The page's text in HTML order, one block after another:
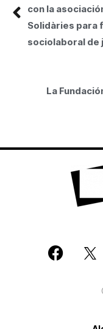
La
con la
Solidàries para
sociolaboral de